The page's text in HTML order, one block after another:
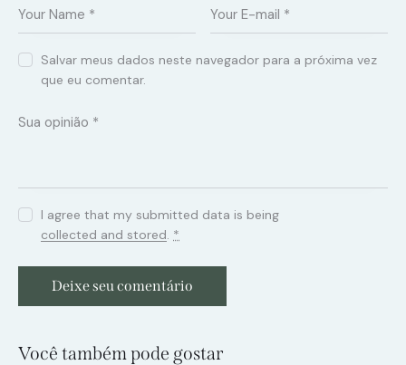
Salvar meus dados neste navegador para a próxima vez
que eu comentar.
I agree that my submitted data is being
collected and stored *
Você também pode gostar